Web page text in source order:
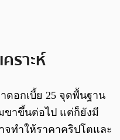
ราะห์
ดอกเบี้ย 25 จุดพื้นฐาน
ขาขึ้นต่อไป แต่ก็ยังมี
จทำให้ราคาคริปโตและ